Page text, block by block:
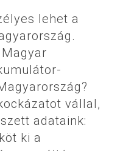
lehet a
vállal,
adataink:
ki a